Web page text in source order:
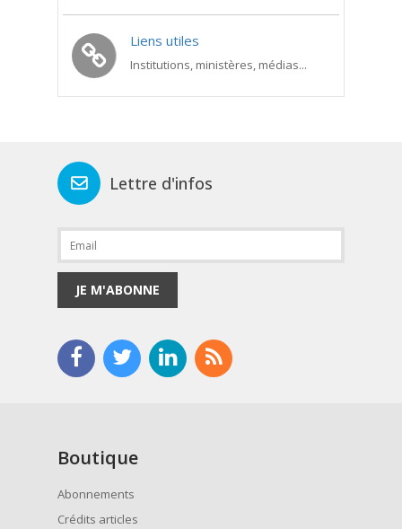
Liens utiles
Institutions, ministères, médias...
Lettre d'infos
JE M'ABONNE
Boutique
Abonnements
Crédits articles